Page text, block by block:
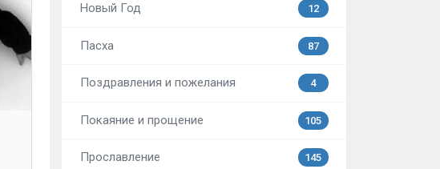
Новый Год 12
Пасха 87
Поздравления и пожелания 4
Покаяние и прощение 105
Прославление 145